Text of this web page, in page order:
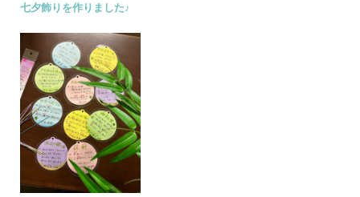
七夕飾りを作りました♪